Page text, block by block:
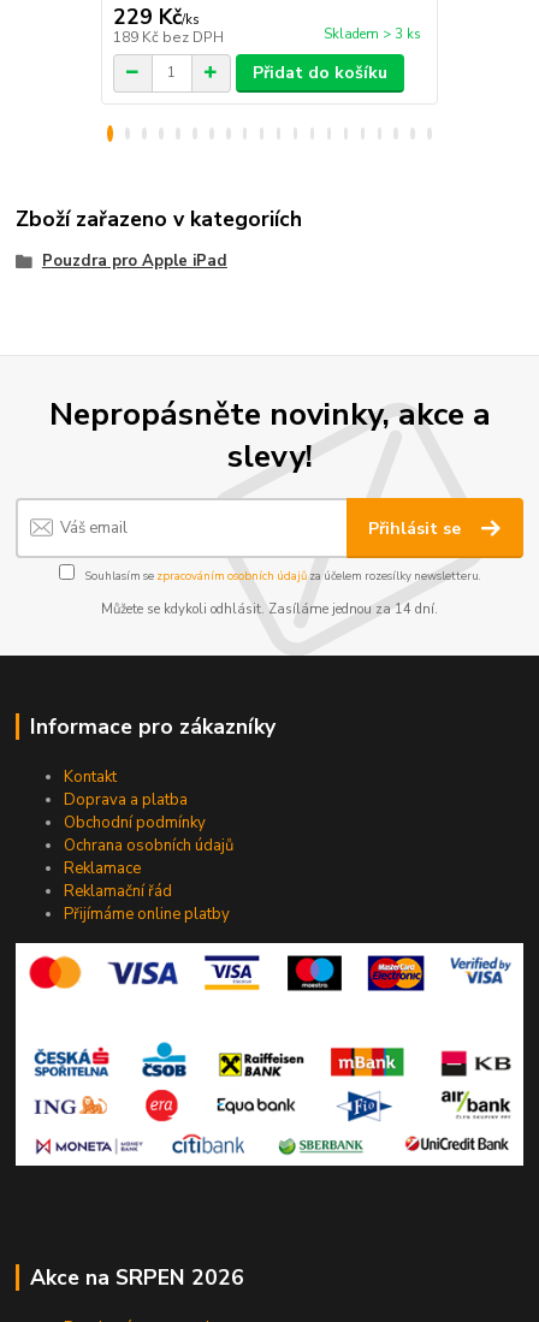
229 Kč/ks
189 Kč bez DPH Skladem > 3 ks
Přidat do košíku
Zboží zařazeno v kategoriích
Pouzdra pro Apple iPad
Nepropásněte novinky, akce a
slevy!
Přihlásit se
Souhlasím se zpracováním osobních údajůza účelem rozesílky newsletteru.
Můžete se kdykoli odhlásit. Zasíláme jednou za 14 dní.
Informace pro zákazníky
Kontakt
Doprava a platba
Obchodní podmínky
Ochrana osobních údajů
Reklamace
Reklamační řád
Přijímáme online platby
Akce na SRPEN 2026